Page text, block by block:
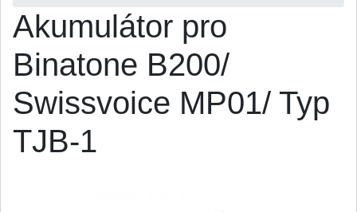
Akumulátor pro
Binatone B200/
Swissvoice MP01/ Typ
TJB-1